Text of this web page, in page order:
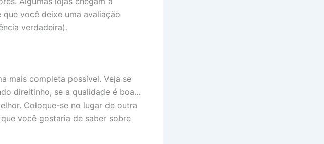
você deixe uma avaliação
verdadeira).
mais completa possível. Veja se
direitinho, se a qualidade é boa…
Coloque-se no lugar de outra
você gostaria de saber sobre